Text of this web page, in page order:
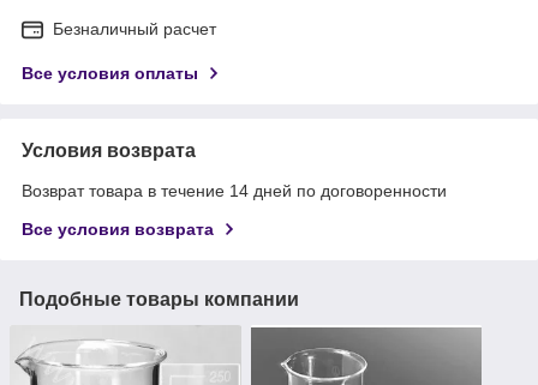
Безналичный расчет
Все условия оплаты
Условия возврата
Возврат товара в течение 14 дней по договоренности
Все условия возврата
Подобные товары компании